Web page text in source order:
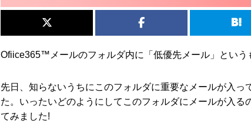
Ofiice365™メールのフォルダ内に「低優先メール」という
先日、知らないうちにこのフォルダに重要なメールが入っ
た。いったいどのようにしてこのフォルダにメールが入る
てみました!